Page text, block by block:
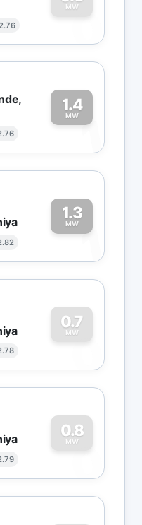
MW
0
1.4
MW1
1.3
MW1
0.7
MW
0
0.8
MW
0